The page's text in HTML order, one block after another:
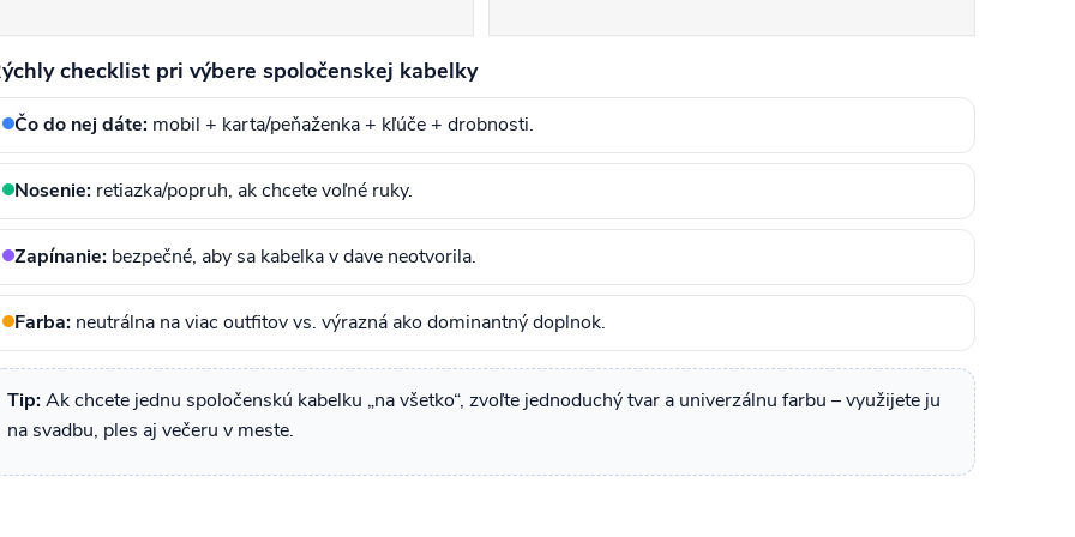
checklist pri výbere spoločenskej kabelky
Čo do nej dáte: mobil + karta/peňaženka + kľúče + drobnosti.
Nosenie: retiazka/popruh, ak chcete voľné ruky.
Zapínanie: bezpečné, aby sa kabelka v dave neotvorila.
Farba: neutrálna na viac outfitov vs. výrazná ako dominantný doplnok.
Tip:Ak chcete jednu spoločenskú kabelku „na všetko“, zvoľte jednoduchý tvar a univerzálnu farbu – využijete ju
na svadbu, ples aj večeru v meste.